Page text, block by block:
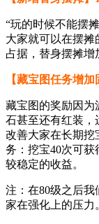
“玩的时候不能摆
大家就可以在摆摊
占据，替身摆摊增
【藏宝图任务增
藏宝图的奖励因为
石甚至还有红装，
改善大家在长期挖
务：挖宝40次可
较稳定的收益。
注：在80级之后
家在强化上的压力